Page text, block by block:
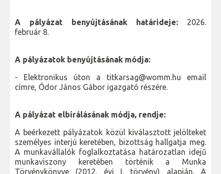
A pályázat benyújtásának határideje: 2026.
február 8.
A pályázatok benyújtásának módja:
- Elektronikus úton a titkarsag@womm.hu email
címre, Ódor János Gábor igazgató részére.
A pályázat elbírálásának módja, rendje:
A beérkezett pályázatok közül kiválasztott jelölteket
személyes interjú keretében, bizottság hallgatja meg.
A munkavállalók foglalkoztatása határozatlan idejű
munkaviszony keretében történik a Munka
Törvénykönyve (2012. évi I. törvény) alapján. A